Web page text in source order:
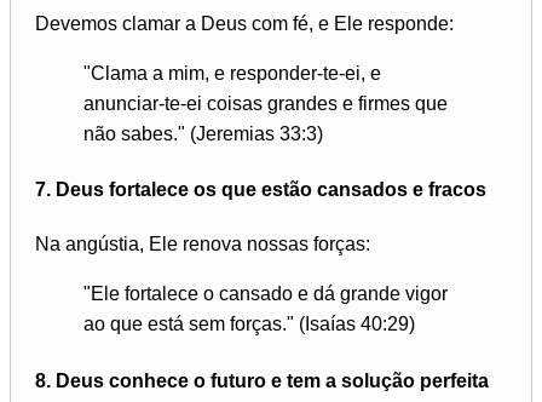
Devemos clamar a Deus com fé, e Ele responde:
"Clama a mim, e responder-te-ei, e
anunciar-te-ei coisas grandes e firmes que
não sabes." (Jeremias 33:3)
7. Deus fortalece os que estão cansados e fracos
Na angústia, Ele renova nossas forças:
"Ele fortalece o cansado e dá grande vigor
ao que está sem forças." (Isaías 40:29)
8. Deus conhece o futuro e tem a solução perfeita